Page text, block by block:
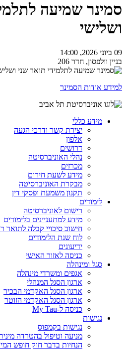
סמינר שמיעה
ושלישי
09 ביוני 2026, 14:00
בניין וולפסון, חדר 206
למידע אודות הסמינר
מידע כללי
יצירת קשר ודרכי הגעה
אלפון
דרושים
נהלי האוניברסיטה
מכרזים
מידע לשעת חירום
מבקרת האוניברסיטה
תקנון משמעת ופסקי דין
לימודים
רישום לאוניברסיטה
מידע למתעניינים בלימודים
חישוב סיכויי קבלה לתואר
לוח שנת הלימודים
ידיעונים
כניסה לאזור האישי
סגל ומינהלה
אגפים ומשרדי מינהלה
ארגון הסגל המנהלי
ארגון הסגל האקדמי הבכיר
ארגון הסגל האקדמי הזוטר
כניסה ל-My Tau
נגישות
נגישות בקמפוס
מניעה וטיפול בהטרדה
הנחיות בדבר חוק חופש